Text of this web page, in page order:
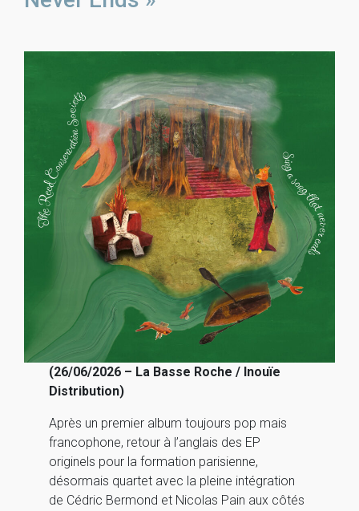
(26/06/2026 – La Basse Roche / Inouïe
Distribution)
Après un premier album toujours pop mais
francophone, retour à l’anglais des EP
originels pour la formation parisienne,
désormais quartet avec la pleine intégration
de Cédric Bermond et Nicolas Pain aux côtés